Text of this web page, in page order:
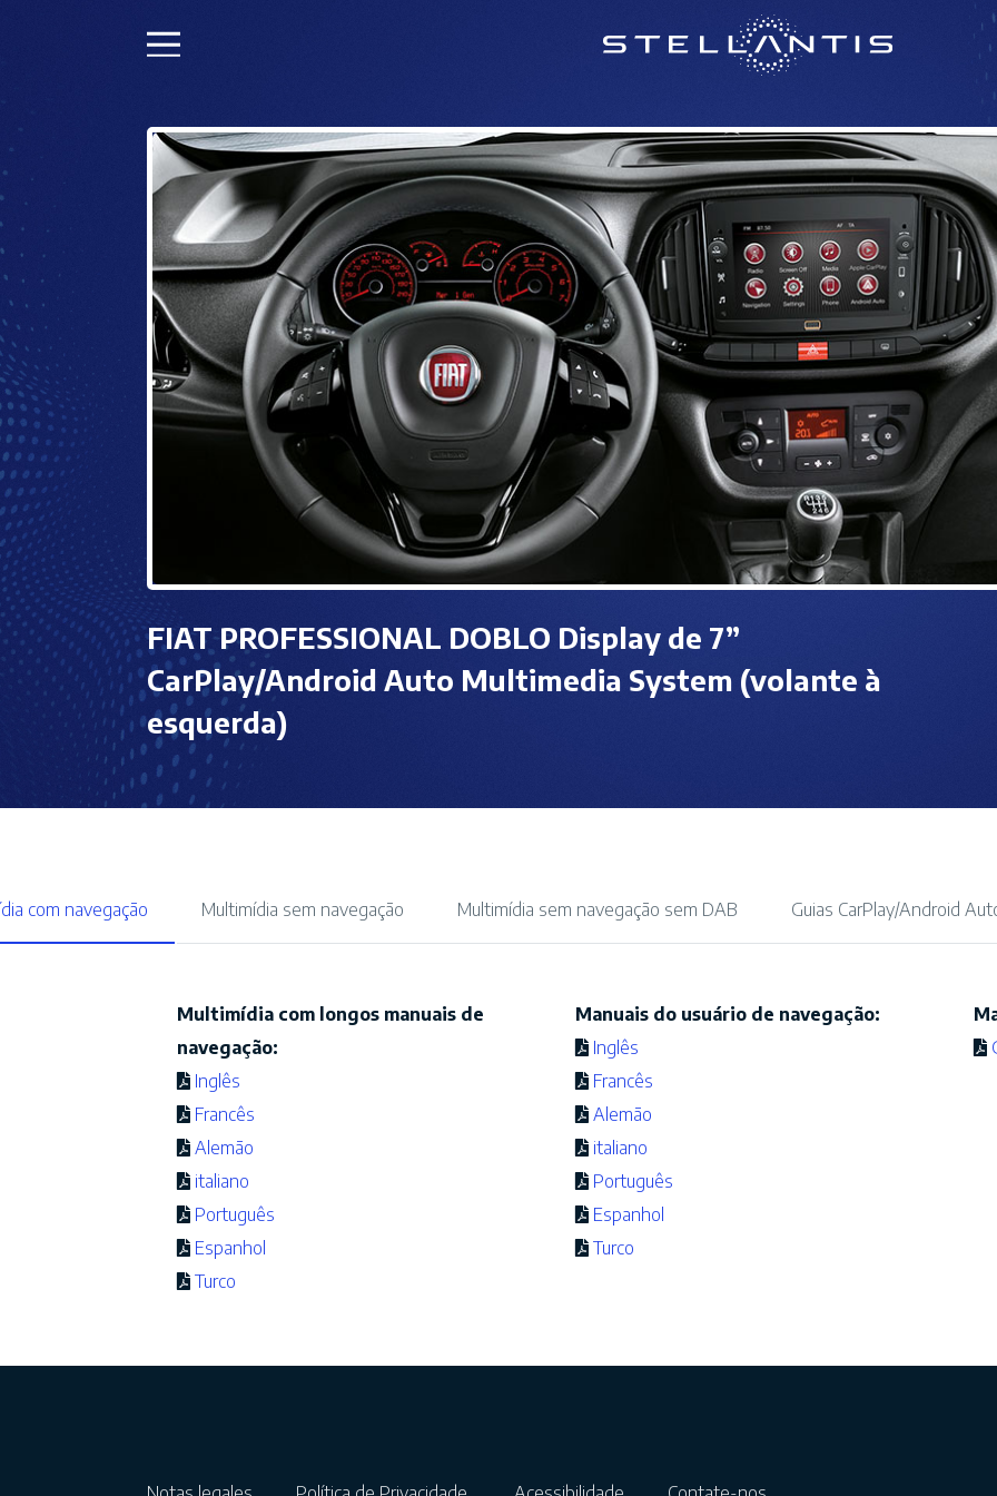
FIAT PROFESSIONAL DOBLO Display de 7”
CarPlay/Android Auto Multimedia System (volante à
esquerda)
com navegação Multimídia sem navegação Multimídia sem navegação sem DAB Guias CarPlay/Android
Multimídia com longos manuais de
navegação:
Inglês
Francês
Alemão
italiano
Português
Espanhol
Turco
Manuais do usuário de navegação:
Inglês
Francês
Alemão
italiano
Português
Espanhol
Turco